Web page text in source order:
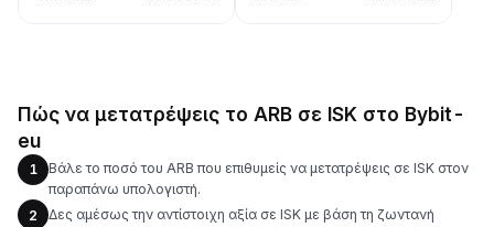
Πώς να μετατρέψεις το ARB σε ISK στο Bybit-
eu
1
Βάλε το ποσό του ARB που επιθυμείς να μετατρέψεις σε ISK στον
παραπάνω υπολογιστή.
2
Δες αμέσως την αντίστοιχη αξία σε ISK με βάση τη ζωντανή